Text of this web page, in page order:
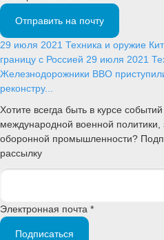
Отправить на почту
29 июля 2021 Техника и оружие
границу с Россией 29 июля 2021
Железнодорожники ВВО
реконстру...
Хотите всегда быть в курсе
международной военной политики,
оборонной промышленности?
рассылку
Электронная почта *
Подписаться